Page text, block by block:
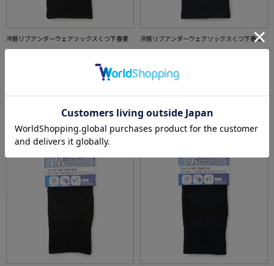
冷感リブアンダーウェアソックスくつ下春夏 冷感リブアンダーウェアソックスくつ下春夏